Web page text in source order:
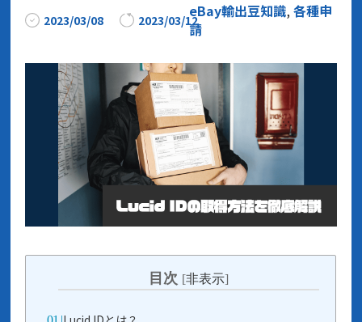
2023/03/08 2023/03/12eBay輸出豆知識,各種申
請
目次 [非表示]